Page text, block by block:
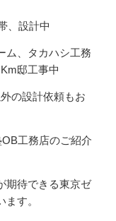
、設計中
ム、タカハシ工務
邸工事中
の設計依頼もお
工務店のご紹介
期待できる東京ゼ
す。